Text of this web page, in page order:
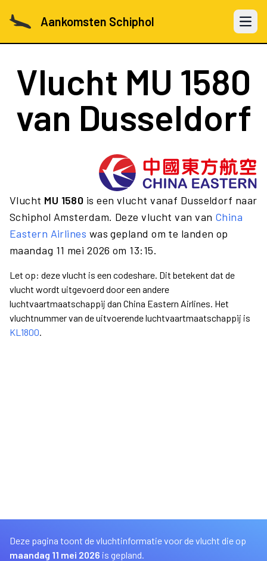
Aankomsten Schiphol Open
Vlucht MU 1580
van Dusseldorf
Vlucht MU 1580 is een vlucht vanaf Dusseldorf naar
Schiphol Amsterdam. Deze vlucht van van China
Eastern Airlines was gepland om te landen op
maandag 11 mei 2026 om 13:15.
Let op: deze vlucht is een codeshare. Dit betekent dat de
vlucht wordt uitgevoerd door een andere
luchtvaartmaatschappij dan China Eastern Airlines. Het
vluchtnummer van de uitvoerende luchtvaartmaatschappij is
KL1800.
Deze pagina toont de vluchtinformatie voor de vlucht die op
maandag 11 mei 2026 is gepland.